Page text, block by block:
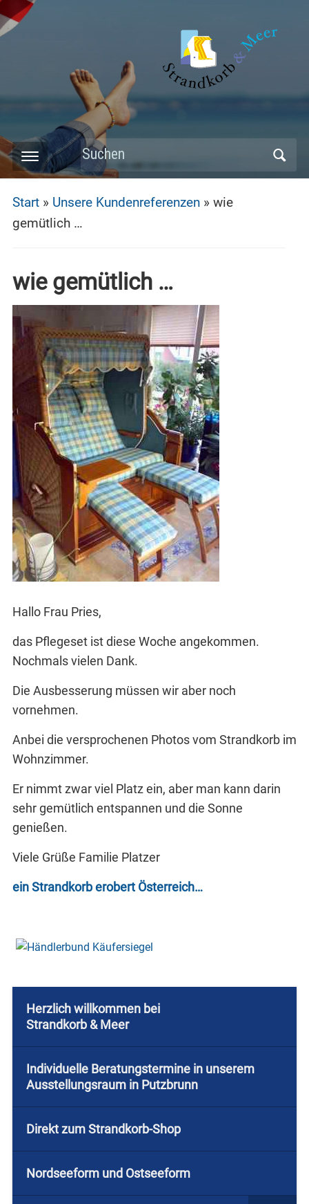
Skip
to
main
content
Toggle
menu
Search
for:
Start» Unsere Kundenreferenzen» wie
gemütlich …
Herzlich willkommen bei
Strandkorb & Meer
Individuelle Beratungstermine in unserem
Ausstellungsraum in Putzbrunn
Direkt zum Strandkorb-Shop
Nordseeform und Ostseeform
wie gemütlich …
Hallo Frau Pries,
das Pflegeset ist diese Woche angekommen.
Nochmals vielen Dank.
Die Ausbesserung müssen wir aber noch
vornehmen.
Anbei die versprochenen Photos vom Strandkorb im
Wohnzimmer.
Er nimmt zwar viel Platz ein, aber man kann darin
sehr gemütlich entspannen und die Sonne
genießen.
Viele Grüße Familie Platzer
ein Strandkorb erobert Österreich…